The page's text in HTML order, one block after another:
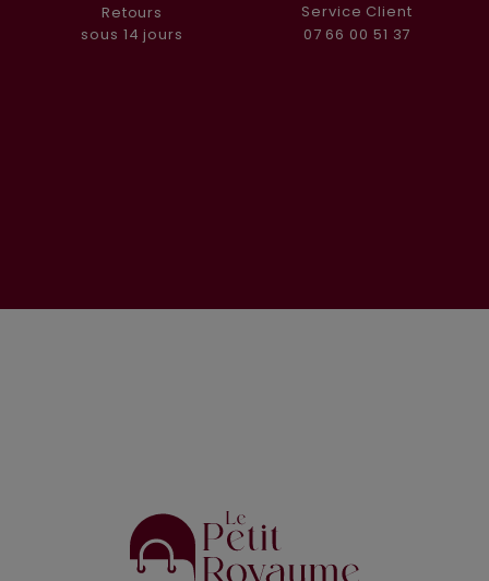
Retours
sous 14 jours
Service Client
07 66 00 51 37